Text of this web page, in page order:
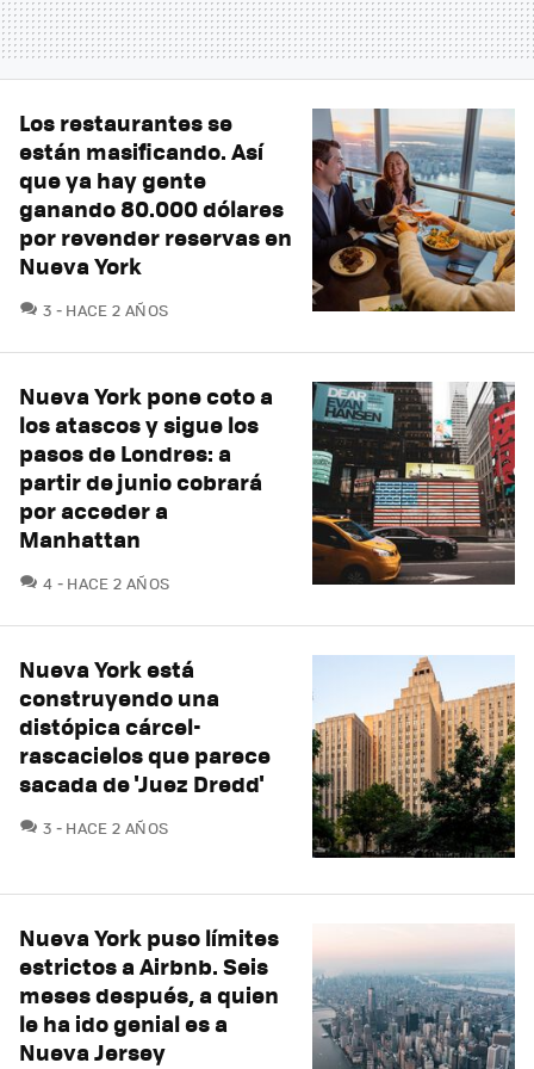
Los restaurantes se
están masificando. Así
que ya hay gente
ganando 80.000 dólares
por revender reservas en
Nueva York
3 COMENTARIOS
HACE 2 AÑOS
Nueva York pone coto a
los atascos y sigue los
pasos de Londres: a
partir de junio cobrará
por acceder a
Manhattan
4 COMENTARIOS
HACE 2 AÑOS
Nueva York está
construyendo una
distópica cárcel-
rascacielos que parece
sacada de 'Juez Dredd'
3 COMENTARIOS
HACE 2 AÑOS
Nueva York puso límites
estrictos a Airbnb. Seis
meses después, a quien
le ha ido genial es a
Nueva Jersey